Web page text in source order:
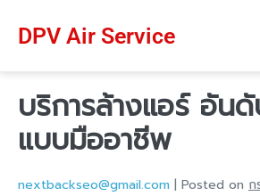
DPV Air Service
บริการล้างแอร์ อัน
แบบมืออาชีพ
nextbackseo@gmail.com | Posted on ก